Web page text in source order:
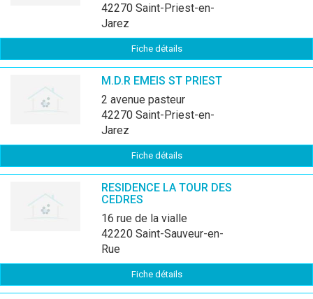
42270 Saint-Priest-en-
Jarez
Fiche détails
M.D.R EMEIS ST PRIEST
2 avenue pasteur
42270 Saint-Priest-en-
Jarez
Fiche détails
RESIDENCE LA TOUR DES
CEDRES
16 rue de la vialle
42220 Saint-Sauveur-en-
Rue
Fiche détails